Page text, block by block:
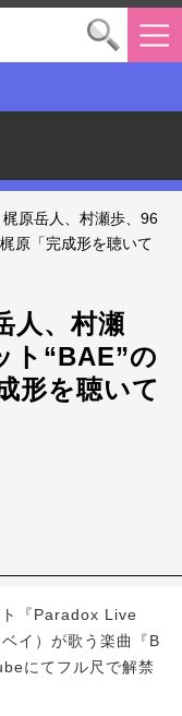
梶原岳人、村瀬歩、96
原「完成形を聴いて
人、村瀬
ト“BAE”の
形を聴いて
『Paradox Live
イ）が歌う楽曲『B
にてフル尺で解禁